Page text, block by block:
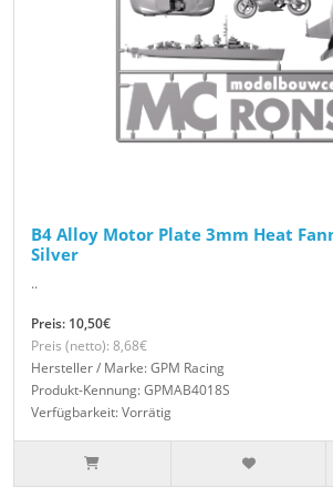
B4 Alloy Motor Plate 3mm Heat
Silver
..
Preis: 10,50€
Preis (netto): 8,68€
Hersteller / Marke: GPM Racing
Produkt-Kennung: GPMAB4018S
Verfügbarkeit: Vorrätig